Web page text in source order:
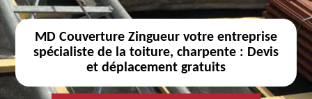
MD Couverture Zingueur votre entreprise
spécialiste de la toiture, charpente : Devis
et déplacement gratuits